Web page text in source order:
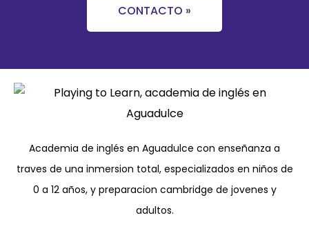
CONTACTO »
Academia de inglés en Aguadulce con enseñanza a
traves de una inmersion total, especializados en niños de
0 a 12 años, y preparacion cambridge de jovenes y
adultos.